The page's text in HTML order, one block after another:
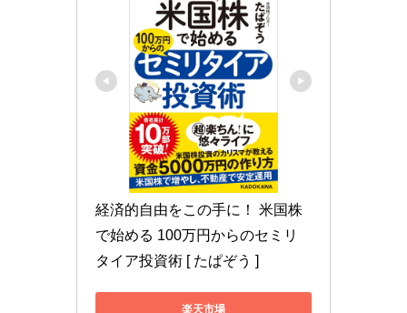
経済的自由をこの手に！ 米国株
で始める 100万円からのセミリ
タイア投資術 [ たぱぞう ]
楽天市場